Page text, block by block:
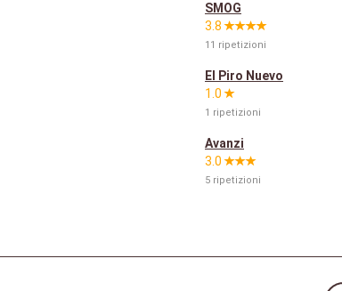
SMOG
3.8
11 ripetizioni
El Piro Nuevo
1.0
1 ripetizioni
Avanzi
3.0
5 ripetizioni